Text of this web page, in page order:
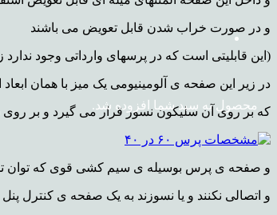
محصولبه سبد شما افزوده شد.
و در صورت خراب شدن قابل تعویض می باشند
(این قابلیتی است که در پرسهای وارداتی وجود ندارد
در زیر این صفحه ی آلومینیومی یک میز با همان
که بر روی آن سلیکون نسوز قرار می گیرد و بر
و صفحه ی پرس بوسیله ی سیم کشی قوی که توان
و اتصالی نکنند و یا نسوزند به یک صفحه ی کنترل